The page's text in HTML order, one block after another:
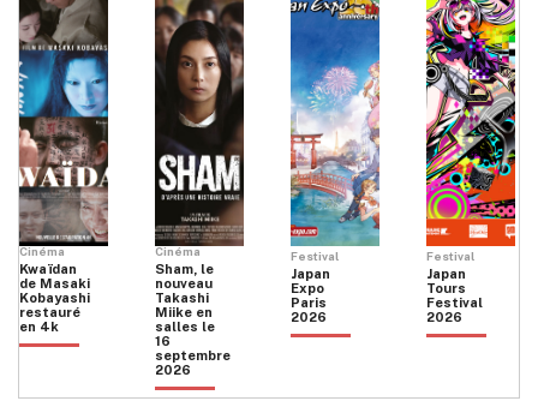
Cinéma
Kwaïdan
de Masaki
Kobayashi
restauré
en 4k
Cinéma
Sham, le
nouveau
Takashi
Miike en
salles le
16
septembre
2026
Festival
Japan
Expo
Paris
2026
Festival
Japan
Tours
Festival
2026